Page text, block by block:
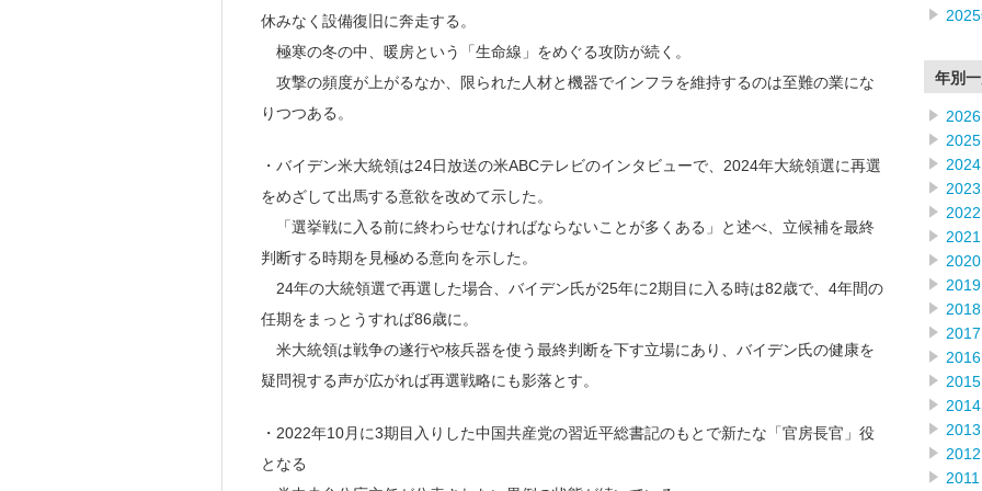
休みなく設備復旧に奔走する。
極寒の冬の中、暖房という「生命線」をめぐる攻防が続く。
攻撃の頻度が上がるなか、限られた人材と機器でインフラを維持するのは至難の業にな
りつつある。
・バイデン米大統領は24日放送の米ABCテレビのインタビューで、2024年大統領選に再選
をめざして出馬する意欲を改めて示した。
「選挙戦に入る前に終わらせなければならないことが多くある」と述べ、立候補を最終
判断する時期を見極める意向を示した。
24年の大統領選で再選した場合、バイデン氏が25年に2期目に入る時は82歳で、4年間の
任期をまっとうすれば86歳に。
米大統領は戦争の遂行や核兵器を使う最終判断を下す立場にあり、バイデン氏の健康を
疑問視する声が広がれば再選戦略にも影落とす。
・2022年10月に3期目入りした中国共産党の習近平総書記のもとで新たな「官房長官」役
となる
年別
2026
2025
2024
2023
2022
2021
2020
2019
2018
2017
2016
2015
2014
2013
2012
2011